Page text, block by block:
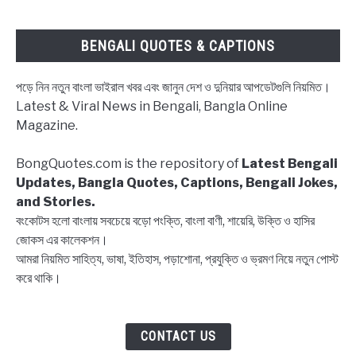
Bangla,
Block
list
Quotes
BENGALI QUOTES & CAPTIONS
পড়ে নিন নতুন বাংলা ভাইরাল খবর এবং জানুন দেশ ও দুনিয়ার আপডেটগুলি নিয়মিত।
Latest & Viral News in Bengali, Bangla Online
Magazine.
BongQuotes.com is the repository of Latest Bengali
Updates, Bangla Quotes, Captions, Bengali Jokes,
and Stories.
বংকোটস হলো বাংলায় সবচেয়ে বড়ো পংক্তি, বাংলা বাণী, শায়েরি, উক্তি ও হাসির
জোকস এর কালেকশন।
আমরা নিয়মিত সাহিত্য, ভাষা, ইতিহাস, পড়াশোনা, প্রযুক্তি ও ভ্রমণ নিয়ে নতুন পোস্ট
করে থাকি।
CONTACT US